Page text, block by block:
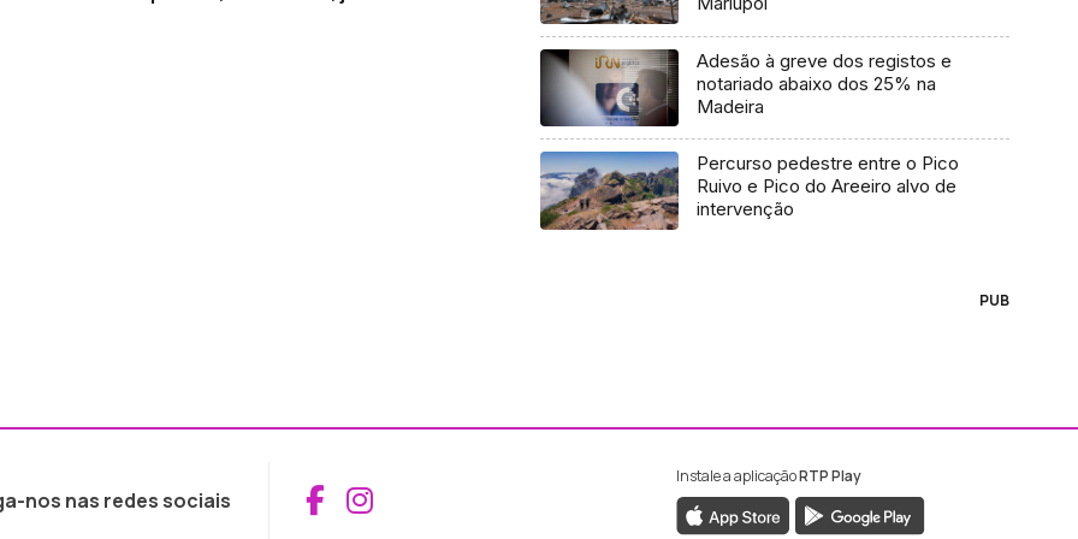
Adesão à greve dos registos e
notariado abaixo dos 25% na
Madeira
Percurso pedestre entre o Pico
Ruivo e Pico do Areeiro alvo de
intervenção
PUB
nos nas redes sociais Aceder ao Facebook da RTP Madeira
Aceder ao Instagram da RTP Madeira
Instale a aplicaçãoRTP Play